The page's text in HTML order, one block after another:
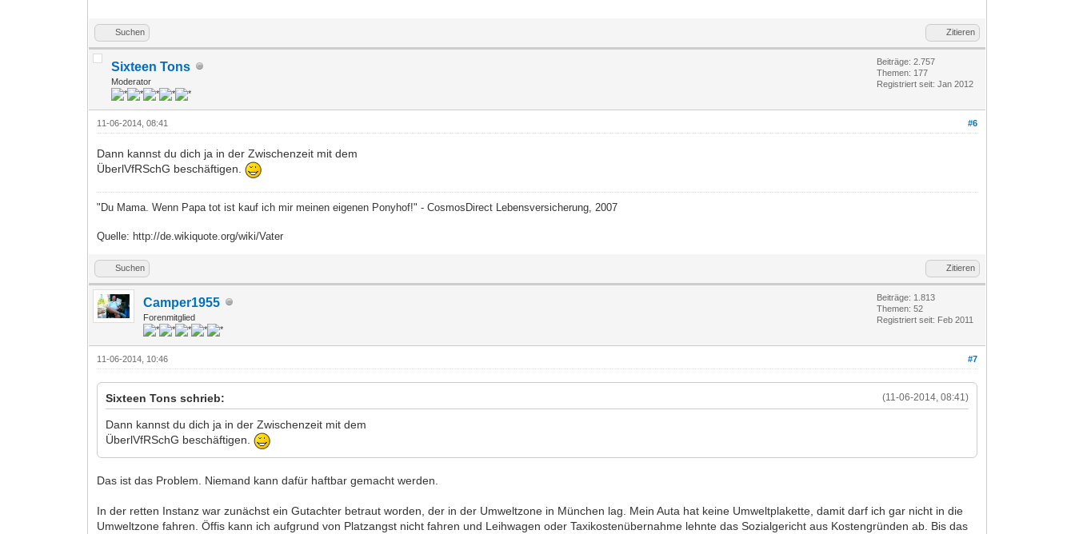
Suchen Zitieren
Sixteen Tons
Moderator
Beiträge: 2.757
Themen: 177
Registriert seit: Jan 2012
#6
11-06-2014, 08:41
Dann kannst du dich ja in der Zwischenzeit mit dem
ÜberlVfRSchG beschäftigen.
"Du Mama. Wenn Papa tot ist kauf ich mir meinen eigenen Ponyhof!" - CosmosDirect Lebensversicherung, 2007
Quelle: http://de.wikiquote.org/wiki/Vater
Suchen Zitieren
Camper1955
Forenmitglied
Beiträge: 1.813
Themen: 52
Registriert seit: Feb 2011
#7
11-06-2014, 10:46
(11-06-2014, 08:41)
Sixteen Tons schrieb:
Dann kannst du dich ja in der Zwischenzeit mit dem
ÜberlVfRSchG beschäftigen.
Das ist das Problem. Niemand kann dafür haftbar gemacht werden.
In der retten Instanz war zunächst ein Gutachter betraut worden, der in der Umweltzone in München lag. Mein Auta hat keine Umweltplakette, damit darf ich gar nicht in die
Umweltzone fahren. Öffis kann ich aufgrund von Platzangst nicht fahren und Leihwagen oder Taxikostenübernahme lehnte das Sozialgericht aus Kostengründen ab. Bis das